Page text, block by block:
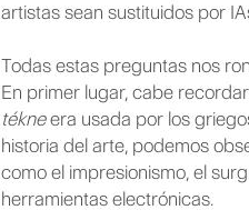
artistas sean sustituidos por
Todas estas preguntas nos
En primer lugar, cabe
tékneera usada por los
historia del arte, podemos
como el impresionismo, el
herramientas electrónicas.